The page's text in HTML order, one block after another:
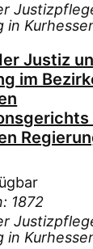
in
Justiz
im
1872
in